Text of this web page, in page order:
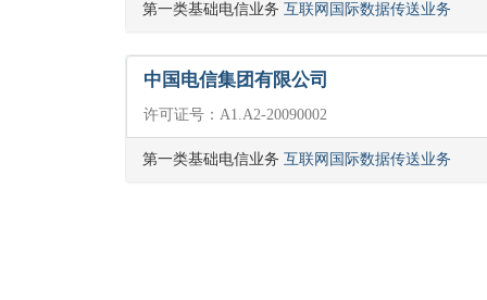
第一类基础电信业务 互联网国际数据传送业务
中国电信集团有限公司
许可证号：A1.A2-20090002
第一类基础电信业务 互联网国际数据传送业务